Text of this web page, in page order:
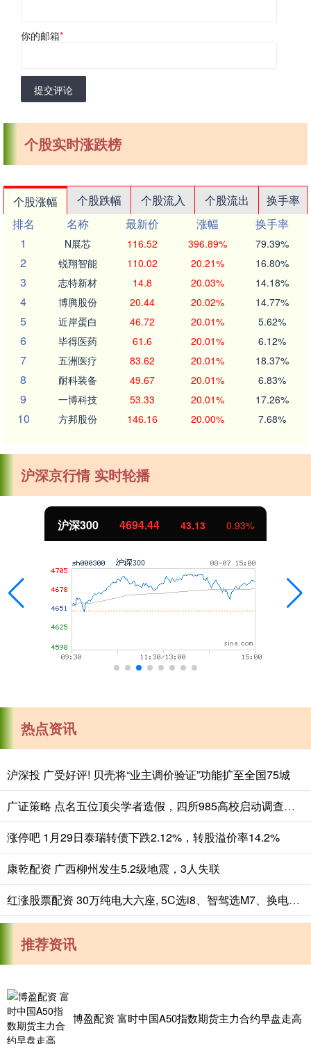
你的邮箱*
提交评论
个股实时涨跌榜
个股涨幅 个股跌幅 个股流入 个股流出
换手率
排名
名称 最新价 涨幅
换手率
1
N展芯 116.52 396.89% 79.39%
2 锐翔智能 110.02 20.21% 16.80%
3 志特新材 14.8 20.03% 14.18%
4 博腾股份 20.44 20.02% 14.77%
5 近岸蛋白 46.72 20.01% 5.62%
6 毕得医药 61.6 20.01% 6.12%
7 五洲医疗 83.62 20.01% 18.37%
8 耐科装备 49.67 20.01% 6.83%
9 一博科技 53.33 20.01% 17.26%
10 方邦股份 146.16 20.00% 7.68%
沪深京行情 实时轮播
沪深300 4694.44 43.13 0.93%
热点资讯
沪深投 广受好评! 贝壳将“业主调价验证”功能扩至全国75城
广证策略 点名五位顶尖学者造假，四所985高校启动调查，退学博士掀起风暴
涨停吧 1月29日泰瑞转债下跌2.12%，转股溢价率14.2%
康乾配资 广西柳州发生5.2级地震，3人失联
红涨股票配资 30万纯电大六座, 5C选i8、智驾选M7、换电选L90、闪充选唐L
推荐资讯
博盈配资 富时中国A50指数期货主力合约早盘走高